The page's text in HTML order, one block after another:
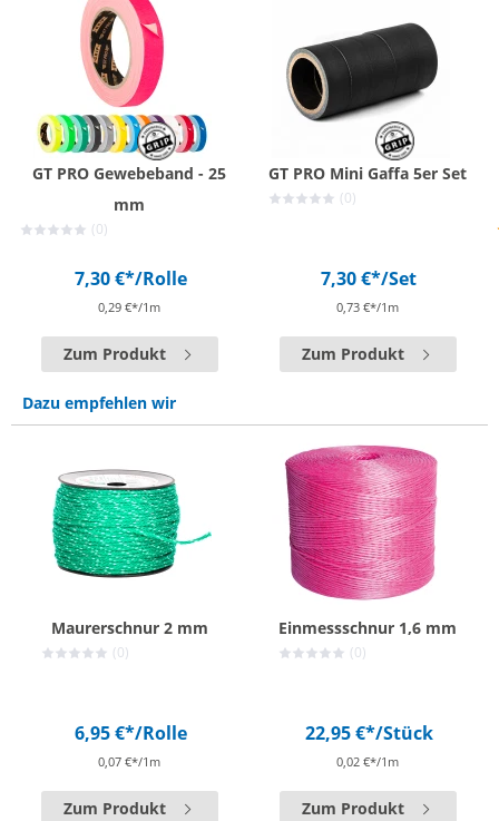
GT PRO Gewebeband - 25
mm
(0)
7,30 €*/Rolle
0,29 €*/1m
Zum Produkt
GT PRO Mini Gaffa 5er Set
(0)
7,30 €*/Set
0,73 €*/1m
Zum Produkt
Dazu empfehlen wir
Maurerschnur 2 mm
(0)
6,95 €*/Rolle
0,07 €*/1m
Zum Produkt
Einmessschnur 1,6 mm
(0)
22,95 €*/Stück
0,02 €*/1m
Zum Produkt